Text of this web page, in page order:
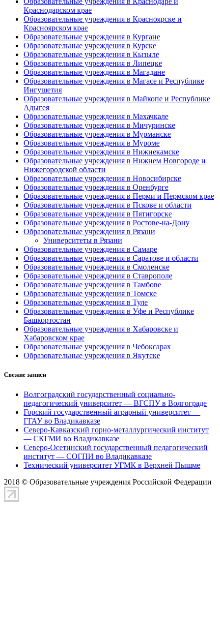
Краснодарском крае
Образовательные учреждения в Красноярске и
Красноярском крае
Образовательные учреждения в Кургане
Образовательные учреждения в Курске
Образовательные учреждения в Кызыле
Образовательные учреждения в Липецке
Образовательные учреждения в Магадане
Образовательные учреждения в Магасе и Республике
Ингушетия
Образовательные учреждения в Майкопе и Республике
Адыгея
Образовательные учреждения в Махачкале
Образовательные учреждения в Мичуринске
Образовательные учреждения в Мурманске
Образовательные учреждения в Муроме
Образовательные учреждения в Нижнекамске
Образовательные учреждения в Нижнем Новгороде и
Нижегородской области
Образовательные учреждения в Новосибирске
Образовательные учреждения в Оренбурге
Образовательные учреждения в Перми и Пермском крае
Образовательные учреждения в Пскове и области
Образовательные учреждения в Пятигорске
Образовательные учреждения в Ростове-на-Дону
Образовательные учреждения в Рязани
Университеты в Рязани
Образовательные учреждения в Самаре
Образовательные учреждения в Саратове и области
Образовательные учреждения в Смоленске
Образовательные учреждения в Ставрополе
Образовательные учреждения в Тамбове
Образовательные учреждения в Томске
Образовательные учреждения в Туле
Образовательные учреждения в Уфе и Республике
Башкортостан
Образовательные учреждения в Хабаровске и
Хабаровском крае
Образовательные учреждения в Чебоксарах
Образовательные учреждения в Якутске
Свежие записи
Волгоградский государственный социально-
педагогический университет — ВГСПУ в Волгограде
Горский государственный аграрный университет —
ГГАУ во Владикавказе
Северо-Кавказский горно-металлургический институт
— СКГМИ во Владикавказе
Северо-Осетинский государственный педагогический
институт — СОГПИ во Владикавказе
Технический университет УГМК в Верхней Пышме
2018 © Образовательные учреждения Российской Федерации